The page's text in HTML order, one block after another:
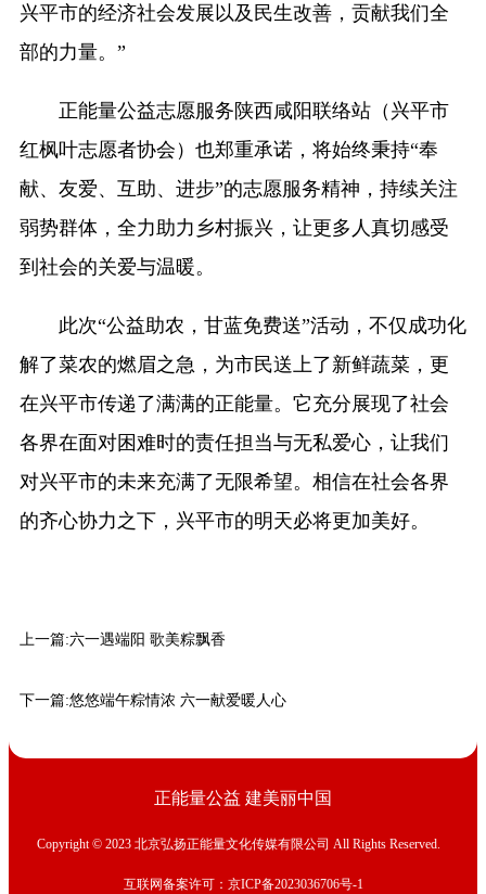
兴平市的经济社会发展以及民生改善，贡献我们全
部的力量。”
正能量公益志愿服务陕西咸阳联络站（兴平市
红枫叶志愿者协会）也郑重承诺，将始终秉持“奉
献、友爱、互助、进步”的志愿服务精神，持续关注
弱势群体，全力助力乡村振兴，让更多人真切感受
到社会的关爱与温暖。
此次“公益助农，甘蓝免费送”活动，不仅成功化
解了菜农的燃眉之急，为市民送上了新鲜蔬菜，更
在兴平市传递了满满的正能量。它充分展现了社会
各界在面对困难时的责任担当与无私爱心，让我们
对兴平市的未来充满了无限希望。相信在社会各界
的齐心协力之下，兴平市的明天必将更加美好。
上一篇:六一遇端阳 歌美粽飘香
下一篇:悠悠端午粽情浓 六一献爱暖人心
正能量公益 建美丽中国
Copyright © 2023 北京弘扬正能量文化传媒有限公司 All Rights Reserved.
互联网备案许可：京ICP备2023036706号-1